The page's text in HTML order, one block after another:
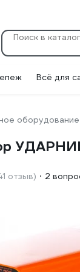
Всё для
оборудование
отзыв) 2